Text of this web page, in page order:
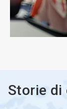
Storie